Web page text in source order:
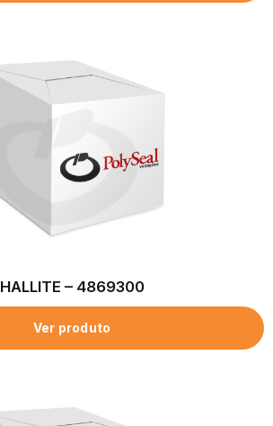
HALLITE – 4869300
Ver produto